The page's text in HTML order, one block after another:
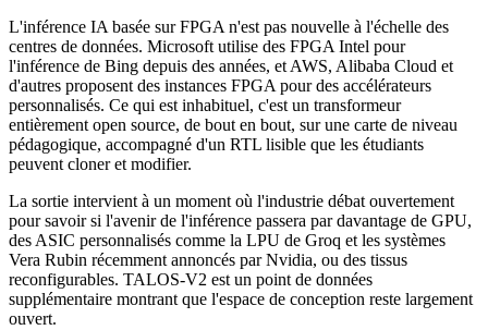
L'inférence IA basée sur FPGA n'est pas nouvelle à l'échelle des
centres de données. Microsoft utilise des FPGA Intel pour
l'inférence de Bing depuis des années, et AWS, Alibaba Cloud et
d'autres proposent des instances FPGA pour des accélérateurs
personnalisés. Ce qui est inhabituel, c'est un transformeur
entièrement open source, de bout en bout, sur une carte de niveau
pédagogique, accompagné d'un RTL lisible que les étudiants
peuvent cloner et modifier.
La sortie intervient à un moment où l'industrie débat ouvertement
pour savoir si l'avenir de l'inférence passera par davantage de GPU,
des ASIC personnalisés comme la LPU de Groq et les systèmes
Vera Rubin récemment annoncés par Nvidia, ou des tissus
reconfigurables. TALOS-V2 est un point de données
supplémentaire montrant que l'espace de conception reste largement
ouvert.